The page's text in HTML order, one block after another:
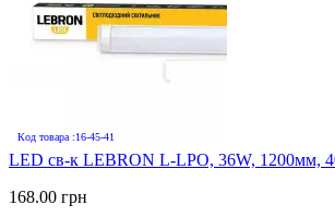
Код товара :16-45-41
LED св-к LEBRON L-LPO, 36W, 1200мм,
168.00 грн